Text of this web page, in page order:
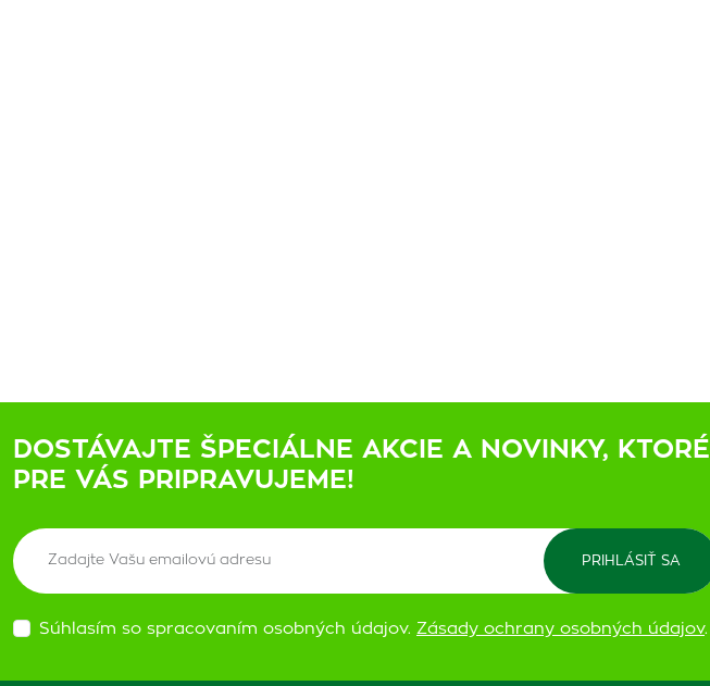
DOSTÁVAJTE ŠPECIÁLNE AKCIE A NOVINKY, KTORÉ
PRE VÁS PRIPRAVUJEME!
Súhlasím so spracovaním osobných údajov. Zásady ochrany osobných údajov.